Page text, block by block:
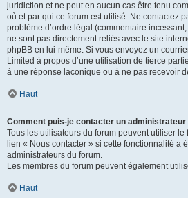
juridiction et ne peut en aucun cas être tenu
où et par qui ce forum est utilisé. Ne contactez
problème d’ordre légal (commentaire
ne sont pas directement reliés avec le site
phpBB en lui-même. Si vous envoyez un
Limited à propos d’une utilisation de tierce
à une réponse laconique ou à ne pas recevoir
Haut
Comment puis-je contacter un administrateur
Tous les utilisateurs du forum peuvent utiliser
lien « Nous contacter » si cette fonctionnalité a
administrateurs du forum.
Les membres du forum peuvent également
Haut